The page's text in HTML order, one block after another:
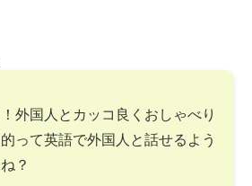
外国人とカッコ良くおしゃべり
って英語で外国人と話せるよう
？